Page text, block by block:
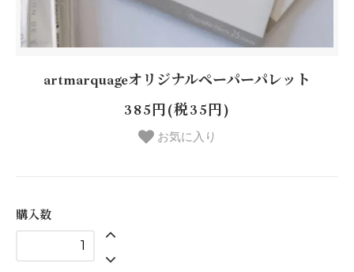
artmarquageオリジナルペーパーパレット
385円(税35円)
お気に入り
購入数